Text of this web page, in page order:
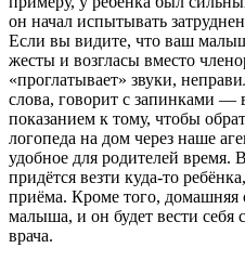
он начал испытывать
Если вы видите, что ваш
жесты и возгласы вместо
«проглатывает» звуки,
слова, говорит с запинками —
показанием к тому, чтобы
логопеда на дом через наше
удобное для родителей время.
придётся везти куда-то
приёма. Кроме того, домашняя
малыша, и он будет вести себя
врача.